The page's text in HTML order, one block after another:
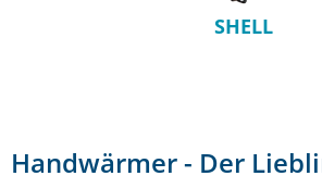
SHELL
Handwärmer - Der